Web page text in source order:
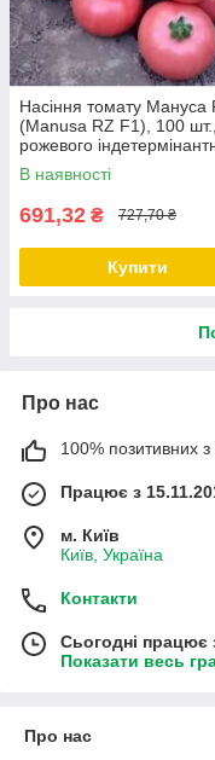
Насіння томату Мануса
(Manusa RZ F1), 100 шт.,
рожевого
В наявності
691,32 ₴ 727,70 ₴
Купити
Про нас
100% позитивних з
Працює з
м. Київ
Київ, Україна
Контакти
Сьогодні працює
Показати весь
Про нас